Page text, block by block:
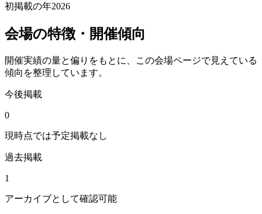
初掲載の年2026
会場の特徴・開催傾向
開催実績の量と偏りをもとに、この会場ページで見えている
傾向を整理しています。
今後掲載
0
現時点では予定掲載なし
過去掲載
1
アーカイブとして確認可能